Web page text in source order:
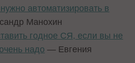
автоматизировать в
Манохин
годное СЯ, если вы не
надо — Евгения